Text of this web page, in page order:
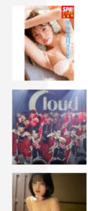
が、その“楽しい
られると思いま
の中にある想い
ださっていて。
想い…やきもちや
間らしい表情が
例えば、予告に
まう場面。自分
が、今までみた
舞うことが難し
もうまく消化で
自身でも戸惑う